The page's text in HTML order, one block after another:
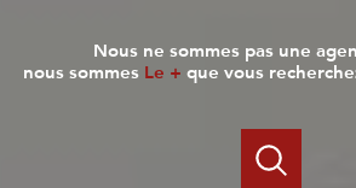
nous ne sommes pas une
nous sommes Le + que vous